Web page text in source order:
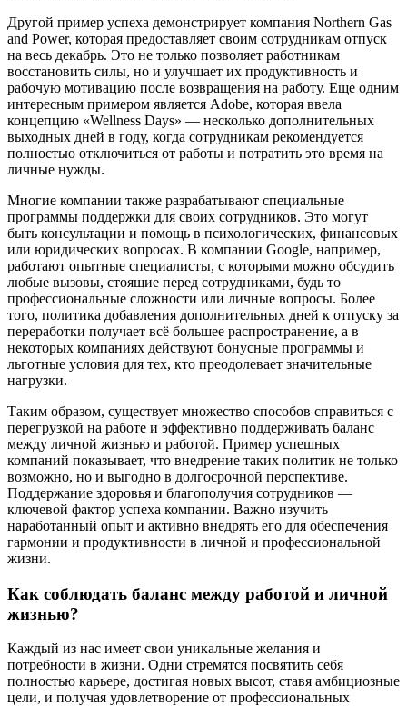
Другой пример успеха демонстрирует компания Northern Gas
and Power, которая предоставляет своим сотрудникам отпуск
на весь декабрь. Это не только позволяет работникам
восстановить силы, но и улучшает их продуктивность и
рабочую мотивацию после возвращения на работу. Еще одним
интересным примером является Adobe, которая ввела
концепцию «Wellness Days» — несколько дополнительных
выходных дней в году, когда сотрудникам рекомендуется
полностью отключиться от работы и потратить это время на
личные нужды.
Многие компании также разрабатывают специальные
программы поддержки для своих сотрудников. Это могут
быть консультации и помощь в психологических, финансовых
или юридических вопросах. В компании Google, например,
работают опытные специалисты, с которыми можно обсудить
любые вызовы, стоящие перед сотрудниками, будь то
профессиональные сложности или личные вопросы. Более
того, политика добавления дополнительных дней к отпуску за
переработки получает всё большее распространение, а в
некоторых компаниях действуют бонусные программы и
льготные условия для тех, кто преодолевает значительные
нагрузки.
Таким образом, существует множество способов справиться с
перегрузкой на работе и эффективно поддерживать баланс
между личной жизнью и работой. Пример успешных
компаний показывает, что внедрение таких политик не только
возможно, но и выгодно в долгосрочной перспективе.
Поддержание здоровья и благополучия сотрудников —
ключевой фактор успеха компании. Важно изучить
наработанный опыт и активно внедрять его для обеспечения
гармонии и продуктивности в личной и профессиональной
жизни.
Как соблюдать баланс между работой и личной
жизнью?
Каждый из нас имеет свои уникальные желания и
потребности в жизни. Одни стремятся посвятить себя
полностью карьере, достигая новых высот, ставя амбициозные
цели, и получая удовлетворение от профессиональных